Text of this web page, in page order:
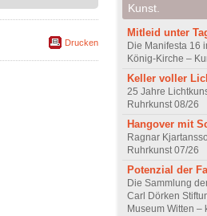
Drucken
Kunst.
Mitleid unter
Die Manifesta 16
König-Kirche –
Keller voller
25 Jahre
Ruhrkunst 08/26
Hangover mit
Ragnar
Ruhrkunst 07/26
Potenzial der
Die Sammlung
Carl Dörken
Museum Witten –